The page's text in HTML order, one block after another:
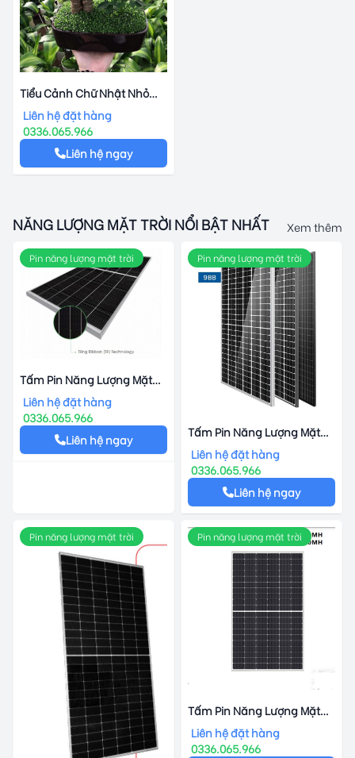
Tiểu Cảnh Chữ Nhật Nhỏ
Thiết Mộc Lan
Liên hệ đặt hàng
0336.065.966
Liên hệ ngay
NĂNG LƯỢNG MẶT TRỜI NỔI BẬT NHẤT Xem thêm
Pin năng lượng mặt trời
Tấm Pin Năng Lượng Mặt
Trời Jinko Solar Tiger 78TR
460-480W
Liên hệ đặt hàng
0336.065.966
Liên hệ ngay
Pin năng lượng mặt trời
Tấm Pin Năng Lượng Mặt
Trời Leapton Solar LP166-
M-72-MH 430-450W
Liên hệ đặt hàng
0336.065.966
Liên hệ ngay
Pin năng lượng mặt trời Pin năng lượng mặt trời
Tấm Pin Năng Lượng Mặt
Trời Vsun460-120MH Công
Suất 460W
Liên hệ đặt hàng
0336.065.966